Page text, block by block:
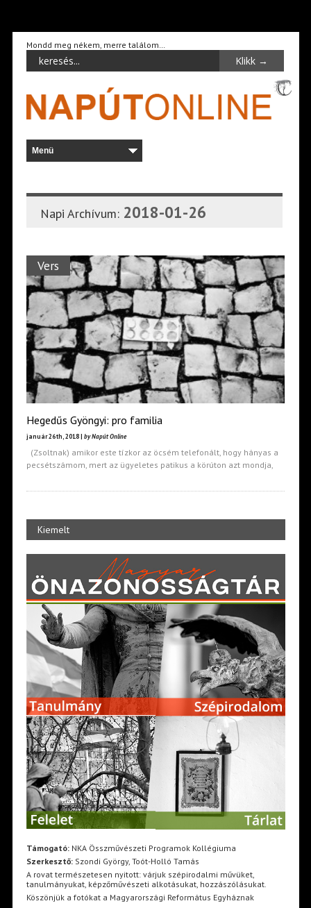
Mondd meg nékem, merre találom…
Napi Archívum: 2018-01-26
Vers
Hegedűs Gyöngyi: pro familia
január 26th, 2018 | by Napút Online
(Zsoltnak) amikor este tízkor az öcsém telefonált, hogy hányas a
pecsétszámom, mert az ügyeletes patikus a körúton azt mondja,
Kiemelt
Támogató:NKA Összművészeti Programok Kollégiuma
Szerkesztő:Szondi György, Toót-Holló Tamás
A rovat természetesen nyitott: várjuk szépirodalmi művüket,
tanulmányukat, képzőművészeti alkotásukat, hozzászólásukat.
Köszönjük a fotókat a Magyarországi Református Egyháznak